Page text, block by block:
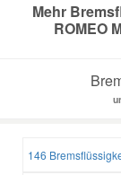
Mehr
ROMEO
146
Jeep
Mazda